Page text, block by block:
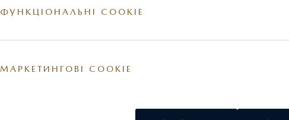
ФУНКЦІОНАЛЬНІ COOKIE
МАРКЕТИНГОВІ COOKIE